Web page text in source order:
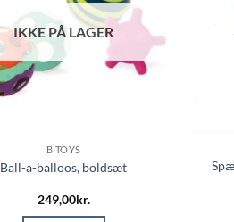
IKKE PÅ LAGER
B TOYS
Ball-a-balloos, boldsæt
249,00kr.